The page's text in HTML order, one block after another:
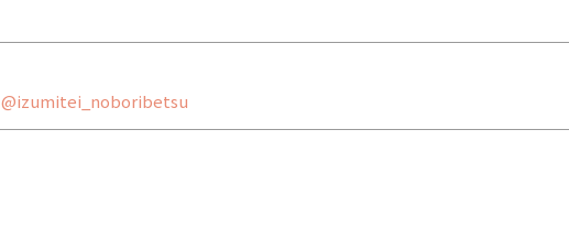
@izumitei_noboribetsu